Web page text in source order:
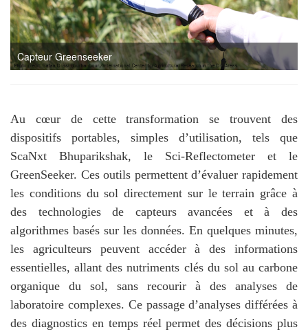
Capteur Greenseeker
Au cœur de cette transformation se trouvent des
dispositifs portables, simples d’utilisation, tels que
ScaNxt Bhuparikshak, le Sci-Reflectometer et le
GreenSeeker. Ces outils permettent d’évaluer rapidement
les conditions du sol directement sur le terrain grâce à
des technologies de capteurs avancées et à des
algorithmes basés sur les données. En quelques minutes,
les agriculteurs peuvent accéder à des informations
essentielles, allant des nutriments clés du sol au carbone
organique du sol, sans recourir à des analyses de
laboratoire complexes. Ce passage d’analyses différées à
des diagnostics en temps réel permet des décisions plus